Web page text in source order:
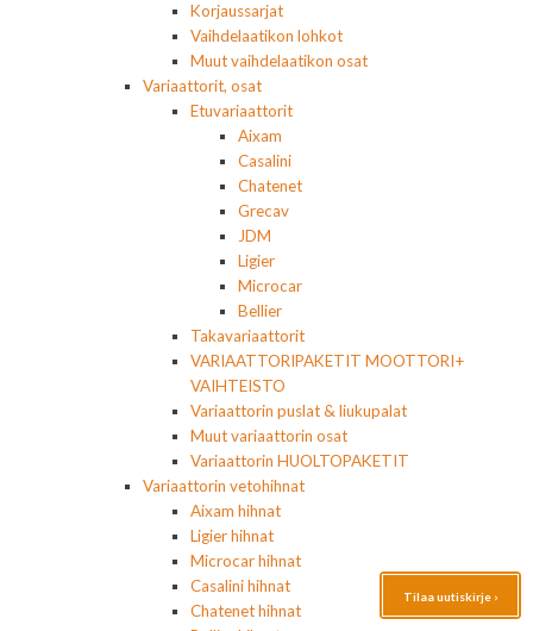
Korjaussarjat
Vaihdelaatikon lohkot
Muut vaihdelaatikon osat
Variaattorit, osat
Etuvariaattorit
Aixam
Casalini
Chatenet
Grecav
JDM
Ligier
Microcar
Bellier
Takavariaattorit
VARIAATTORIPAKETIT MOOTTORI+
VAIHTEISTO
Variaattorin puslat & liukupalat
Muut variaattorin osat
Variaattorin HUOLTOPAKETIT
Variaattorin vetohihnat
Aixam hihnat
Ligier hihnat
Microcar hihnat
Casalini hihnat
Chatenet hihnat
Tilaa uutiskirje ›